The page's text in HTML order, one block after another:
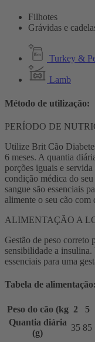
Filhotes
Grávidas e
Turkey &
Lamb
Método de utilização:
PERÍODO DE
Utilize Brit Cão
6 meses. A quantia
porções iguais e
condição médica do
sangue são essenciais
alimente o seu cão com
ALIMENTAÇÃO A
Gestão de peso correto
sensibilidade a insulina.
essenciais para uma
Tabela de alimentação:
Peso do cão (kg 2 5
Quantia diária
(g)
35 85